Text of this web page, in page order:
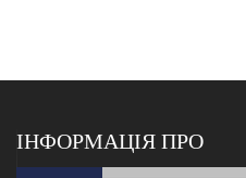
ІНФОРМАЦІЯ ПРО